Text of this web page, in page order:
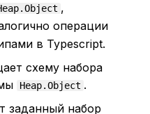
,
операции
в Typescript.
схему набора
Heap.Object .
заданный набор